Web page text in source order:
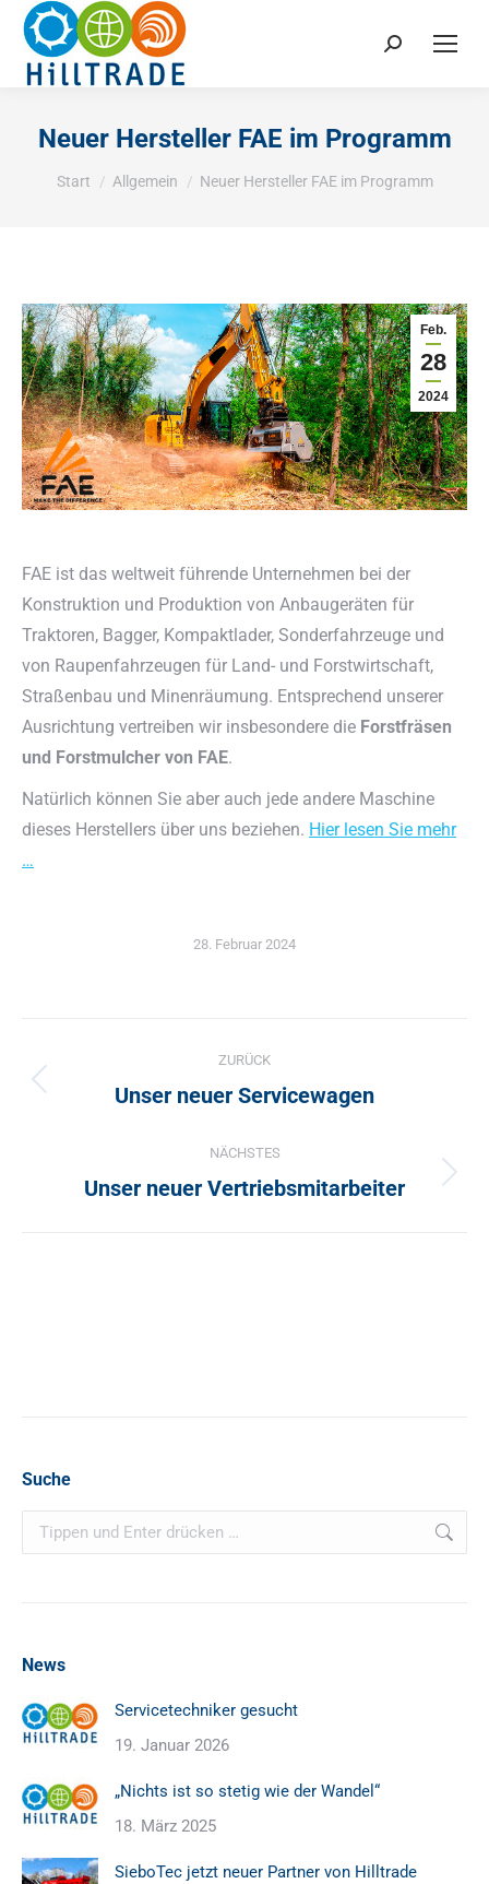
Search:
Neuer Hersteller FAE im Programm
Sie befinden sich hier:
Start Allgemein Neuer Hersteller FAE im Programm
Feb.
28
2024
FAE ist das weltweit führende Unternehmen bei der
Konstruktion und Produktion von Anbaugeräten für
Traktoren, Bagger, Kompaktlader, Sonderfahrzeuge und
von Raupenfahrzeugen für Land- und Forstwirtschaft,
Straßenbau und Minenräumung. Entsprechend unserer
Ausrichtung vertreiben wir insbesondere die Forstfräsen
und Forstmulcher von FAE.
Natürlich können Sie aber auch jede andere Maschine
dieses Herstellers über uns beziehen. Hier lesen Sie mehr
…
28. Februar 2024
Kommentarnavigation
ZURÜCK
Vorheriger
Unser neuer Servicewagen
NÄCHSTES
Nächster
Unser neuer Vertriebsmitarbeiter
Suche
Search:
News
Servicetechniker gesucht
19. Januar 2026
„Nichts ist so stetig wie der Wandel“
18. März 2025
SieboTec jetzt neuer Partner von Hilltrade